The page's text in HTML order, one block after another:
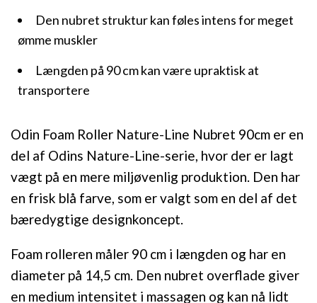
Odin Foam Roller Nature-Line Nubret 90cm er en
del af Odins Nature-Line-serie, hvor der er lagt
vægt på en mere miljøvenlig produktion. Den har
en frisk blå farve, som er valgt som en del af det
bæredygtige designkoncept.
Foam rolleren måler 90 cm i længden og har en
diameter på 14,5 cm. Den nubret overflade giver
en medium intensitet i massagen og kan nå lidt
Den nubret struktur kan føles intens for meget
ømme muskler
Længden på 90 cm kan være upraktisk at
transportere